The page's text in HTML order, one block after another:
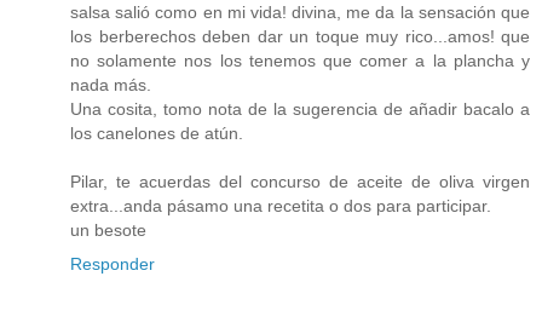
salsa salió como en mi vida! divina, me da la sensación que
los berberechos deben dar un toque muy rico...amos! que
no solamente nos los tenemos que comer a la plancha y
nada más.
Una cosita, tomo nota de la sugerencia de añadir bacalo a
los canelones de atún.
Pilar, te acuerdas del concurso de aceite de oliva virgen
extra...anda pásamo una recetita o dos para participar.
un besote
Responder